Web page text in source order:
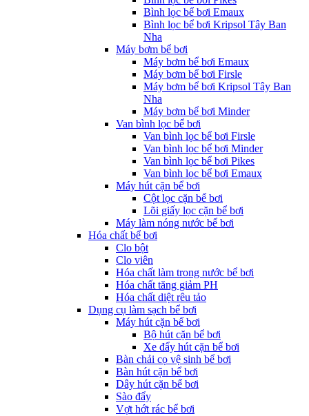
Bình lọc bể bơi Emaux
Bình lọc bể bơi Kripsol Tây Ban
Nha
Máy bơm bể bơi
Máy bơm bể bơi Emaux
Máy bơm bể bơi Firsle
Máy bơm bể bơi Kripsol Tây Ban
Nha
Máy bơm bể bơi Minder
Van bình lọc bể bơi
Van bình lọc bể bơi Firsle
Van bình lọc bể bơi Minder
Van bình lọc bể bơi Pikes
Van bình lọc bể bơi Emaux
Máy hút cặn bể bơi
Cột lọc cặn bể bơi
Lõi giấy lọc cặn bể bơi
Máy làm nóng nước bể bơi
Hóa chất bể bơi
Clo bột
Clo viên
Hóa chất làm trong nước bể bơi
Hóa chất tăng giảm PH
Hóa chất diệt rêu tảo
Dụng cụ làm sạch bể bơi
Máy hút cặn bể bơi
Bộ hút cặn bể bơi
Xe đẩy hút cặn bể bơi
Bàn chải cọ vệ sinh bể bơi
Bàn hút cặn bể bơi
Dây hút cặn bể bơi
Sào đẩy
Vợt hớt rác bể bơi